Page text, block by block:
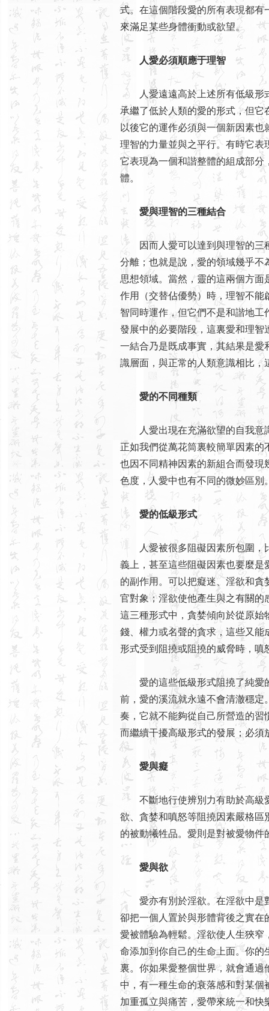
式。在這個階段愛的所有表現都有
來滿足某些身體衝動或欲望。
人愛必須順應于理智
人愛遠遠高於上述所有低級形
承繼了低於人類的愛的形式，但
以後它的運作必須與一個新因素
理智的力量並與之平行。有時它
它表現為一個和諧整體的組成部
體。
愛與理智的三種結合
因而人愛可以達到與理智的三種
分離；也就是說，愛的領域幾乎
思想領域。當然，靈的這兩個方
作用（交替佔優勢）時，理智不
智同時運作，但它們不是和諧地
發展中的必要階段，這裏愛和理
一結合乃是既成事實，其結果是
識層面，與正常的人類意識相比
愛的不同種類
人愛出現在充滿欲望的自我意
正如我們從萬花筒裏較簡單因素
也因不同精神因素的新組合而發
色度，人愛中也有不同的微妙區別
愛的低級形式
人愛被很多阻礙因素所包圍，
義上，甚至這些阻礙因素也要麼
的副作用。可以把癡迷、淫欲和
官對象；淫欲使他產生與之有關
這三種形式中，貪婪傾向於從原
錢、權力或名聲的貪求，這些又
形式受到阻撓或阻撓的威脅時，嗔
愛的這些低級形式阻撓了純愛
前，愛的溪流就永遠不會清澈穩
奏，它就不能夠從自己所營造的
而繼續干擾高級形式的發展；必
愛與癡
不斷地行使辨別力有助於高級
欲、貪婪和嗔怒等阻撓因素嚴格
的被動犧牲品。愛則是對被愛物件
愛與欲
愛亦有別於淫欲。在淫欲中是對
卻把一個人置於與形體背後之實
愛被體驗為輕鬆。淫欲使人生狹
命添加到你自己的生命上面。你
裏。你如果愛整個世界，就會通
中，有一種生命的衰落感和對某個
加重孤立與痛苦，愛帶來統一和